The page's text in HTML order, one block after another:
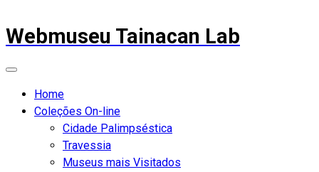
Webmuseu Tainacan Lab
Home
Coleções On-line
Cidade Palimpséstica
Travessia
Museus mais Visitados